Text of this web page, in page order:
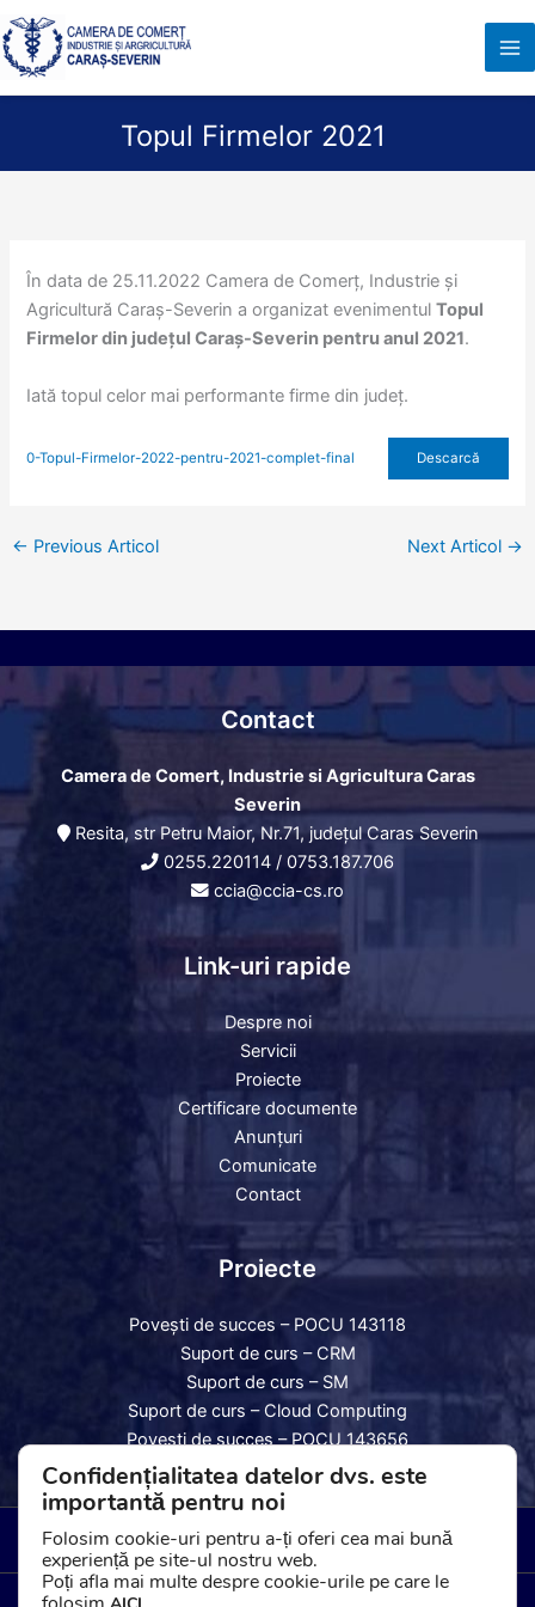
Skip
to
content
Topul Firmelor 2021
În data de 25.11.2022 Camera de Comerț, Industrie și
Agricultură Caraș-Severin a organizat evenimentulTopul
Firmelor din județul Caraș-Severin pentru anul 2021.
Iată topul celor mai performante firme din județ.
0-Topul-Firmelor-2022-pentru-2021-complet-final Descarcă
← Previous Articol Next Articol →
Contact
Camera de Comert, Industrie si Agricultura Caras
Severin
Resita, str Petru Maior, Nr.71, județul Caras Severin
0255.220114 / 0753.187.706
ccia@ccia-cs.ro
Link-uri rapide
Despre noi
Servicii
Proiecte
Certificare documente
Anunțuri
Comunicate
Contact
Proiecte
Povești de succes – POCU 143118
Suport de curs – CRM
Suport de curs – SM
Suport de curs – Cloud Computing
Povești de succes – POCU 143656
Suport de curs – SM și CRM
Politica de Cookies|Politica de Confidențialitate|GDPR
Copyright © 2026 Camera de Comerț, Industrie și Agricultură
Confidențialitatea datelor dvs. este
importantă pentru noi
Folosim cookie-uri pentru a-ți oferi cea mai bună
experiență pe site-ul nostru web.
Poți afla mai multe despre cookie-urile pe care le